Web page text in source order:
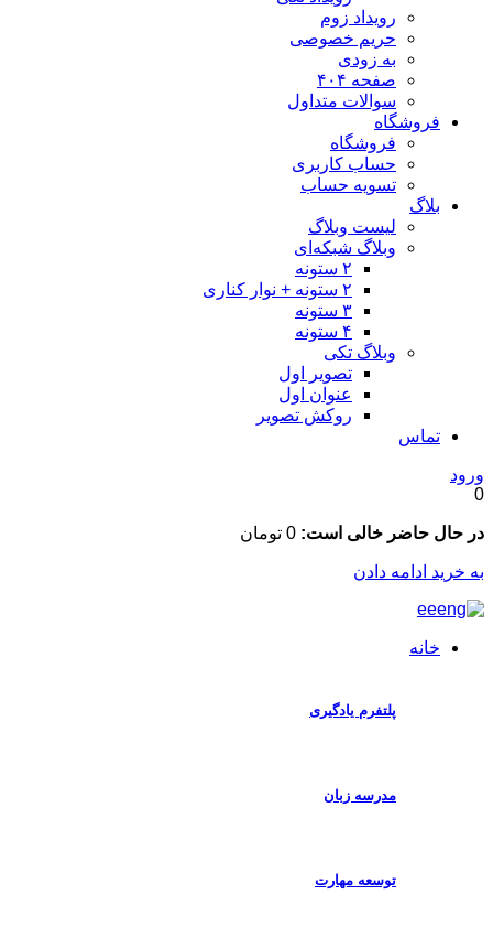
رویداد زوم
حریم خصوصی
به زودی
صفحه ۴۰۴
سوالات متداول
فروشگاه
فروشگاه
حساب کاربری
تسویه حساب
بلاگ
لیست وبلاگ
وبلاگ شبکه‌ای
وبلاگ تکی
تصویر اول
عنوان اول
روکش تصویر
تماس
حاضر خالی است: 0 تومان
ادامه دادن
خانه
پلتفرم یادگیری
مدرسه زبان
توسعه مهارت